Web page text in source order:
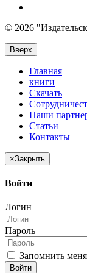
© 2026
Вверх
Главная
книги
Скачать
Наши
Статьи
Контакты
×Закрыть
Войти
Логин
Пароль
Запомнить меня
Войти